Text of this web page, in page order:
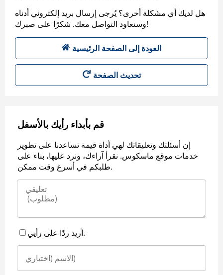
هل لديك أي مشكلة أخرى؟ يُرجى إرسال بريد إلكتروني أدناه
وسنعاود التواصل معك. شكرًا على صبرك!
العودة إلى الصفحة الرئيسية
تحديث الصفحة
قم بأبداء رأيك بالأسفل
إن أسئلتك وتعليقاتك لهي أداة قيمة تساعدنا على تطوير
خدمات موقع ماسكوس. نقرأ آراءك، ونرد عليها، بناء على
طلبكم في أسرع وقت ممكن.
أريد ردًا على رأيي.